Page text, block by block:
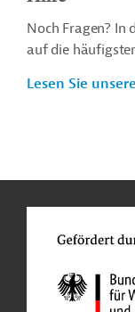
Noch Fragen? In
auf die
Lesen Sie